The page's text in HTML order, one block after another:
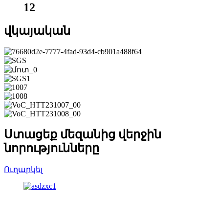
12
վկայական
Ստացեք մեզանից վերջին
նորությունները
Ուղարկել